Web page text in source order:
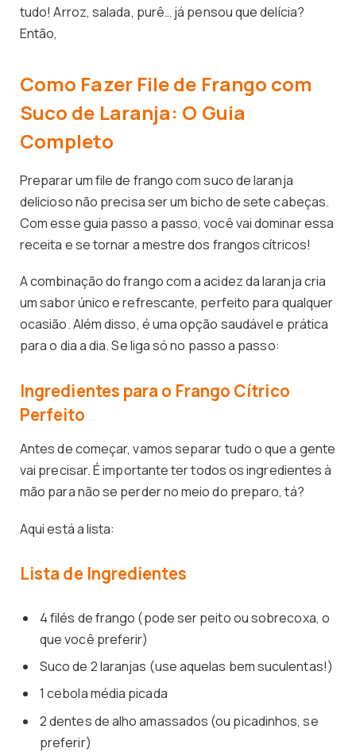
tudo! Arroz, salada, purê… já pensou que delícia?
Então,
Como Fazer File de Frango com
Suco de Laranja: O Guia
Completo
Preparar um file de frango com suco de laranja
delicioso não precisa ser um bicho de sete cabeças.
Com esse guia passo a passo, você vai dominar essa
receita e se tornar a mestre dos frangos cítricos!
A combinação do frango com a acidez da laranja cria
um sabor único e refrescante, perfeito para qualquer
ocasião. Além disso, é uma opção saudável e prática
para o dia a dia. Se liga só no passo a passo:
Ingredientes para o Frango Cítrico
Perfeito
Antes de começar, vamos separar tudo o que a gente
vai precisar. É importante ter todos os ingredientes à
mão para não se perder no meio do preparo, tá?
Aqui está a lista:
Lista de Ingredientes
4 filés de frango (pode ser peito ou sobrecoxa, o
que você preferir)
Suco de 2 laranjas (use aquelas bem suculentas!)
1 cebola média picada
2 dentes de alho amassados (ou picadinhos, se
preferir)